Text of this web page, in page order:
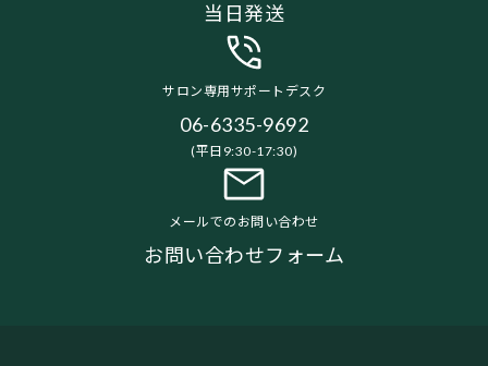
当日発送
サロン専用サポートデスク
06-6335-9692
(平日9:30-17:30)
メールでのお問い合わせ
お問い合わせフォーム